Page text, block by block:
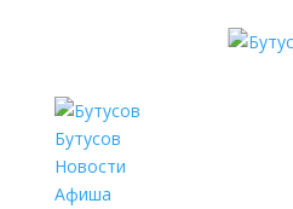
Бутусов
Новости
Афиша